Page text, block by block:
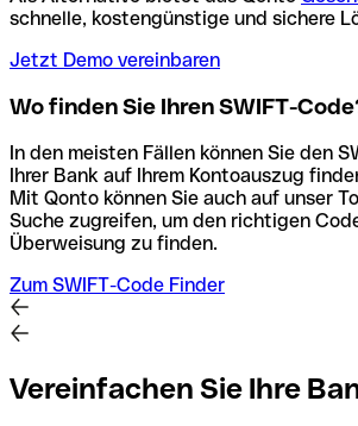
schnelle, kostengünstige und sichere
Jetzt Demo vereinbaren
Wo finden Sie Ihren SWIFT-
In den meisten Fällen können Sie den
Ihrer Bank auf Ihrem Kontoauszug
Mit Qonto können Sie auch auf unser
Suche zugreifen, um den richtigen
Überweisung zu finden.
Zum SWIFT-Code Finder
Vereinfachen Sie Ihre